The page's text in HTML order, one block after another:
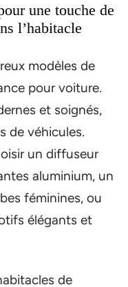
une touche de
l’habitacle
modèles de
pour voiture.
et soignés,
de véhicules.
un diffuseur
aluminium, un
féminines, ou
élégants et
de